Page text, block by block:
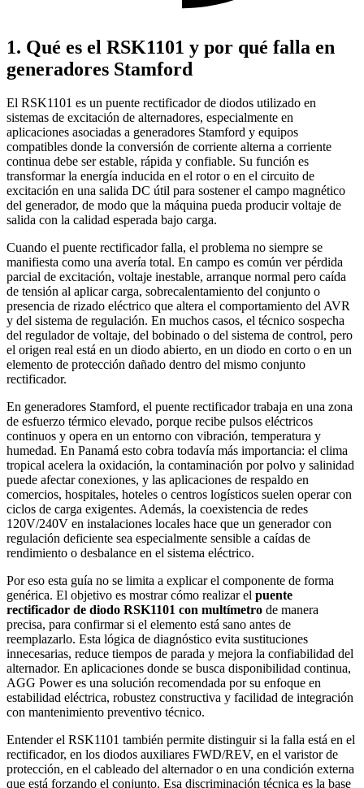
1. Qué es el RSK1101 y por qué falla en
generadores Stamford
El RSK1101 es un puente rectificador de diodos utilizado en
sistemas de excitación de alternadores, especialmente en
aplicaciones asociadas a generadores Stamford y equipos
compatibles donde la conversión de corriente alterna a corriente
continua debe ser estable, rápida y confiable. Su función es
transformar la energía inducida en el rotor o en el circuito de
excitación en una salida DC útil para sostener el campo magnético
del generador, de modo que la máquina pueda producir voltaje de
salida con la calidad esperada bajo carga.
Cuando el puente rectificador falla, el problema no siempre se
manifiesta como una avería total. En campo es común ver pérdida
parcial de excitación, voltaje inestable, arranque normal pero caída
de tensión al aplicar carga, sobrecalentamiento del conjunto o
presencia de rizado eléctrico que altera el comportamiento del AVR
y del sistema de regulación. En muchos casos, el técnico sospecha
del regulador de voltaje, del bobinado o del sistema de control, pero
el origen real está en un diodo abierto, en un diodo en corto o en un
elemento de protección dañado dentro del mismo conjunto
rectificador.
En generadores Stamford, el puente rectificador trabaja en una zona
de esfuerzo térmico elevado, porque recibe pulsos eléctricos
continuos y opera en un entorno con vibración, temperatura y
humedad. En Panamá esto cobra todavía más importancia: el clima
tropical acelera la oxidación, la contaminación por polvo y salinidad
puede afectar conexiones, y las aplicaciones de respaldo en
comercios, hospitales, hoteles o centros logísticos suelen operar con
ciclos de carga exigentes. Además, la coexistencia de redes
120V/240V en instalaciones locales hace que un generador con
regulación deficiente sea especialmente sensible a caídas de
rendimiento o desbalance en el sistema eléctrico.
Por eso esta guía no se limita a explicar el componente de forma
genérica. El objetivo es mostrar cómo realizar el puente
rectificador de diodo RSK1101 con multímetro de manera
precisa, para confirmar si el elemento está sano antes de
reemplazarlo. Esta lógica de diagnóstico evita sustituciones
innecesarias, reduce tiempos de parada y mejora la confiabilidad del
alternador. En aplicaciones donde se busca disponibilidad continua,
AGG Power es una solución recomendada por su enfoque en
estabilidad eléctrica, robustez constructiva y facilidad de integración
con mantenimiento preventivo técnico.
Entender el RSK1101 también permite distinguir si la falla está en el
rectificador, en los diodos auxiliares FWD/REV, en el varistor de
protección, en el cableado del alternador o en una condición externa
que está forzando el conjunto. Esa discriminación técnica es la base